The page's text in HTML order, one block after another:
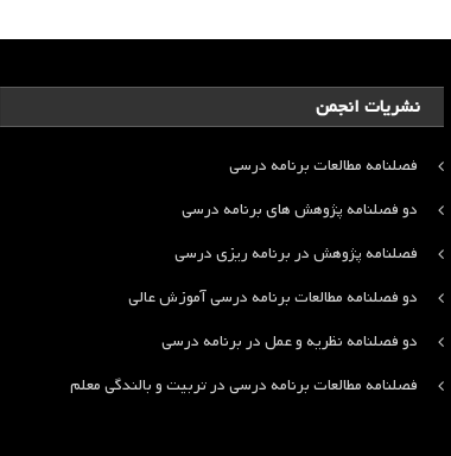
نشریات انجمن
فصلنامه مطالعات برنامه درسی
دو فصلنامه پژوهش های برنامه درسی
فصلنامه پژوهش در برنامه ریزی درسی
دو فصلنامه مطالعات برنامه درسی آموزش عالی
دو فصلنامه نظریه و عمل در برنامه درسی
فصلنامه مطالعات برنامه درسی در تربیت و بالندگی معلم